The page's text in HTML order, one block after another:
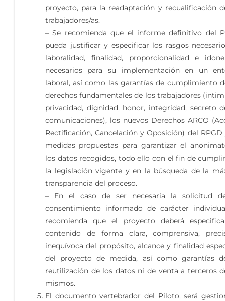
proyecto, para la readaptación y recualificación
trabajadores/as.
– Se recomienda que el informe definitivo del
pueda justificar y especificar los rasgos
laboralidad, finalidad, proporcionalidad e
necesarios para su implementación en un
laboral, así como las garantías de cumplimiento
derechos fundamentales de los trabajadores
privacidad, dignidad, honor, integridad, secreto
comunicaciones), los nuevos Derechos ARCO
Rectificación, Cancelación y Oposición) del RPGD
medidas propuestas para garantizar el
los datos recogidos, todo ello con el fin de
la legislación vigente y en la búsqueda de la
transparencia del proceso.
– En el caso de ser necesaria la solicitud
consentimiento informado de carácter
recomienda que el proyecto deberá
contenido de forma clara, comprensiva,
inequívoca del propósito, alcance y finalidad
del proyecto de medida, así como garantías
reutilización de los datos ni de venta a terceros
mismos.
El documento vertebrador del Piloto, será